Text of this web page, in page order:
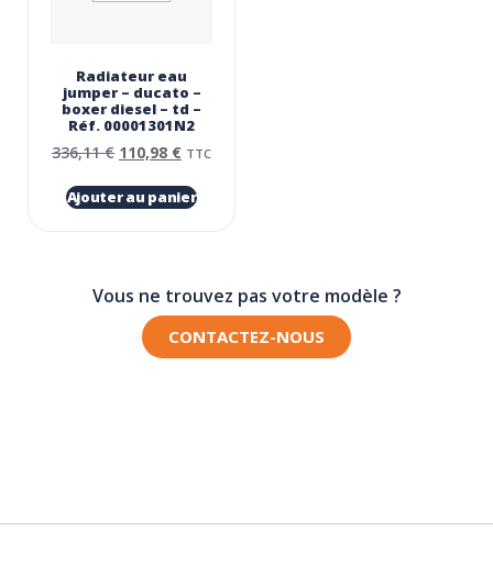
Radiateur eau
jumper – ducato –
boxer diesel – td –
Réf. 00001301N2
336,11€ 110,98 € TTC
Ajouter au panier
Vous ne trouvez pas votre modèle ?
CONTACTEZ-NOUS